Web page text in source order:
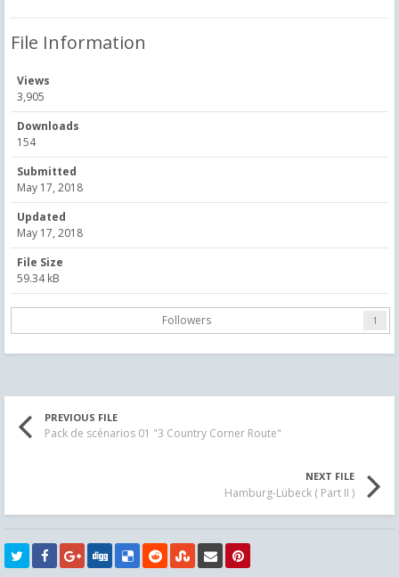
File Information
Views
3,905
Downloads
154
Submitted
May 17, 2018
Updated
May 17, 2018
File Size
59.34 kB
Followers 1
PREVIOUS FILE
Pack de scénarios 01 "3 Country Corner Route"
NEXT FILE
Hamburg-Lübeck ( Part II )